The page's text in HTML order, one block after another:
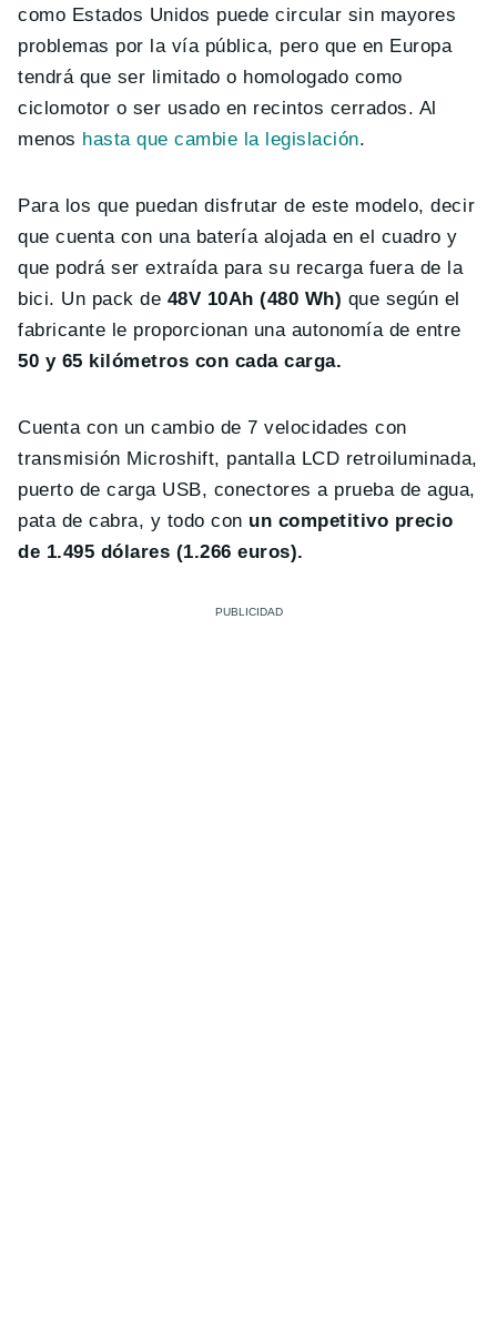
como Estados Unidos puede circular sin mayores
problemas por la vía pública, pero que en Europa
tendrá que ser limitado o homologado como
ciclomotor o ser usado en recintos cerrados. Al
menos hasta que cambie la legislación.
Para los que puedan disfrutar de este modelo, decir
que cuenta con una batería alojada en el cuadro y
que podrá ser extraída para su recarga fuera de la
bici. Un pack de 48V 10Ah (480 Wh) que según el
fabricante le proporcionan una autonomía de entre
50 y 65 kilómetros con cada carga.
Cuenta con un cambio de 7 velocidades con
transmisión Microshift, pantalla LCD retroiluminada,
puerto de carga USB, conectores a prueba de agua,
pata de cabra, y todo con un competitivo precio
de 1.495 dólares (1.266 euros).